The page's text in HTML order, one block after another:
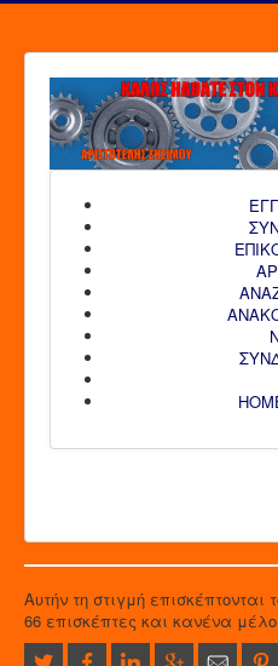
Αυτήν τη στιγμή επισκέπτονται
66 επισκέπτες και κανένα